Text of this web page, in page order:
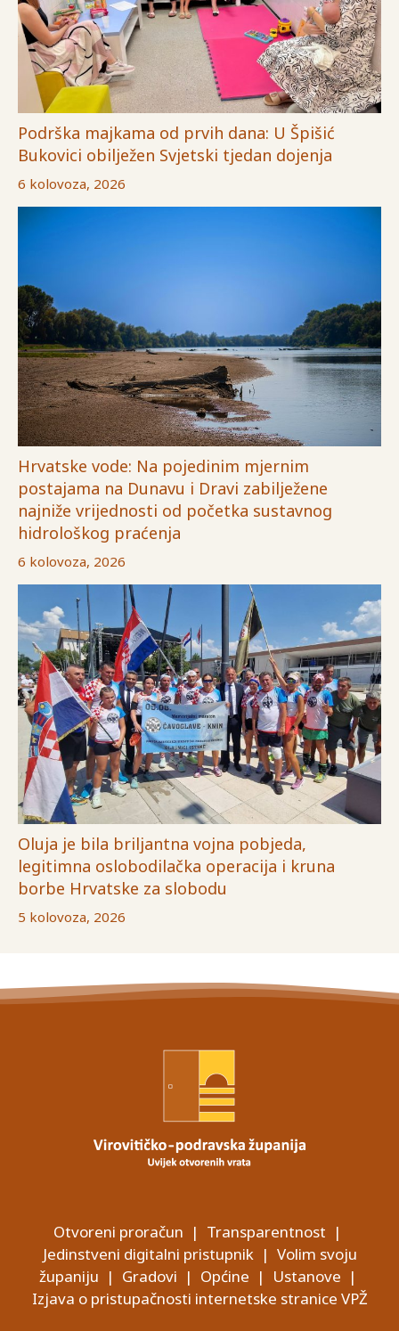
Podrška majkama od prvih dana: U Špišić
Bukovici obilježen Svjetski tjedan dojenja
6 kolovoza, 2026
Hrvatske vode: Na pojedinim mjernim
postajama na Dunavu i Dravi zabilježene
najniže vrijednosti od početka sustavnog
hidrološkog praćenja
6 kolovoza, 2026
Oluja je bila briljantna vojna pobjeda,
legitimna oslobodilačka operacija i kruna
borbe Hrvatske za slobodu
5 kolovoza, 2026
Otvoreni proračun | Transparentnost |
Jedinstveni digitalni pristupnik| Volim svoju
županiju | Gradovi | Općine | Ustanove |
Izjava o pristupačnosti internetske stranice VPŽ